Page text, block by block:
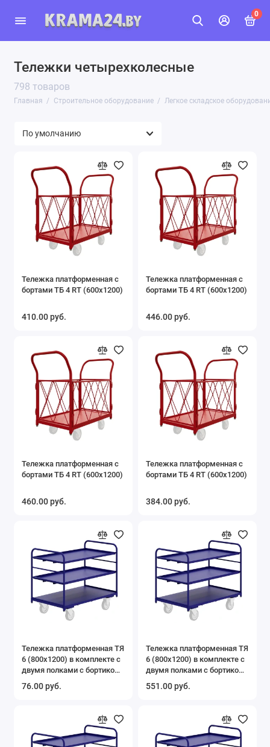
0
Тележки четырехколесные
798 товаров
Главная Строительное оборудование Легкое складское
Тележка платформенная с
бортами ТБ 4 RT (600х1200)
410.00 руб.
Тележка платформенная с
бортами ТБ 4 RT (600х1200)
446.00 руб.
Тележка платформенная с
бортами ТБ 4 RT (600х1200)
460.00 руб.
Тележка платформенная с
бортами ТБ 4 RT (600х1200)
384.00 руб.
Тележка платформенная ТЯ
6 (800х1200) в комплекте с
двумя полками с бортиком
76.00 руб.
Тележка платформенная ТЯ
6 (800х1200) в комплекте с
двумя полками с бортиком
551.00 руб.